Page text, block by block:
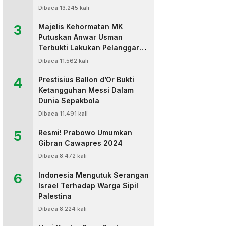
Dibaca 13.245 kali
3
Majelis Kehormatan MK
Putuskan Anwar Usman
Terbukti Lakukan Pelanggaran
Berat Kode Etik dan
Dibaca 11.562 kali
4
Prestisius Ballon d’Or Bukti
Ketangguhan Messi Dalam
Dunia Sepakbola
Dibaca 11.491 kali
5
Resmi! Prabowo Umumkan
Gibran Cawapres 2024
Dibaca 8.472 kali
6
Indonesia Mengutuk Serangan
Israel Terhadap Warga Sipil
Palestina
Dibaca 8.224 kali